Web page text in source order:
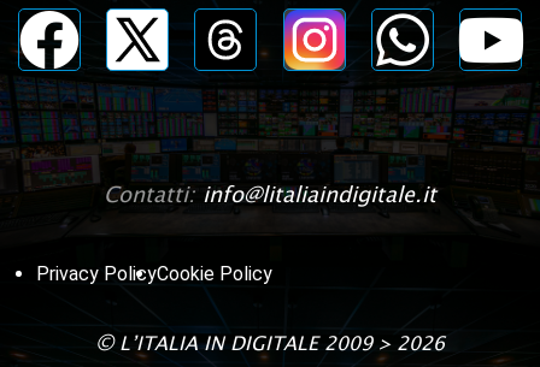
Contatti: info@litaliaindigitale.it
Privacy PolicyCookie Policy
© L’ITALIA IN DIGITALE2009 > 2026